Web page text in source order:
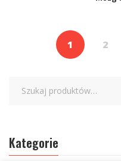
1 2
Kategorie